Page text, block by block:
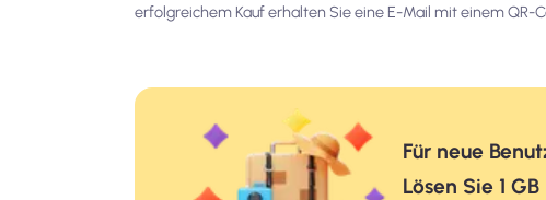
erfolgreichem Kauf erhalten Sie eine E-Mail mit einem QR-
Für neue
Lösen Sie 1